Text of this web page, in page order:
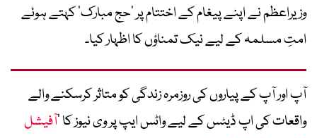
وزیراعظم نے اپنے پیغام کے اختتام پر ’حج مبارک‘ کہتے ہوئے
امتِ مسلمہ کے لیے نیک تمناؤں کا اظہار کیا۔
آپ اور آپ کے پیاروں کی روزمرہ زندگی کو متاثر کرسکنے والے
واقعات کی اپ ڈیٹس کے لیے واٹس ایپ پر وی نیوز کا ’آفیشل